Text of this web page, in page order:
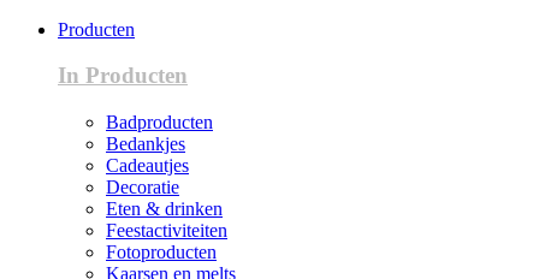
Producten
In Producten
Badproducten
Bedankjes
Cadeautjes
Decoratie
Eten & drinken
Feestactiviteiten
Fotoproducten
Kaarsen en melts